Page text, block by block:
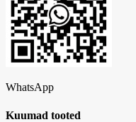
WhatsApp
Kuumad tooted